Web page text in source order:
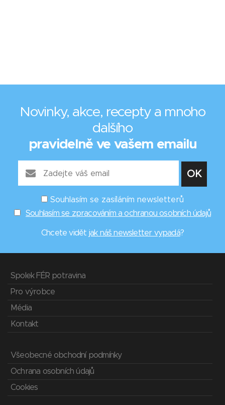
Novinky, akce, recepty a mnoho
dalšího
pravidelně ve vašem emailu
Souhlasím se zasíláním newsletterů
Souhlasím se zpracováním a ochranou osobních údajů
Chcete vidět jak náš newsletter vypadá?
Spolek FÉR potravina
Pro výrobce
Média
Kontakt
Všeobecné obchodní podmínky
Ochrana osobních údajů
Cookies